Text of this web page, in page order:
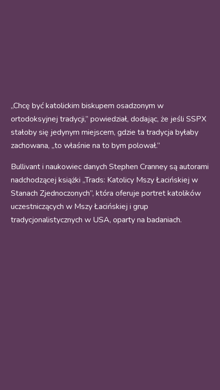
„Chcę być katolickim biskupem osadzonym w
ortodoksyjnej tradycji,” powiedział, dodając, że jeśli SSPX
stałoby się jedynym miejscem, gdzie ta tradycja byłaby
zachowana, „to właśnie na to bym polował.”
Bullivant i naukowiec danych Stephen Cranney są autorami
nadchodzącej książki „Trads: Katolicy Mszy Łacińskiej w
Stanach Zjednoczonych”, która oferuje portret katolików
uczestniczących w Mszy Łacińskiej i grup
tradycjonalistycznych w USA, oparty na badaniach.